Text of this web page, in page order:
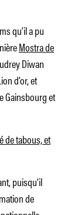
qu’il a pu
Mostra de
Diwan
d’or, et
Gainsbourg et
de tabous, et
puisqu’il
de